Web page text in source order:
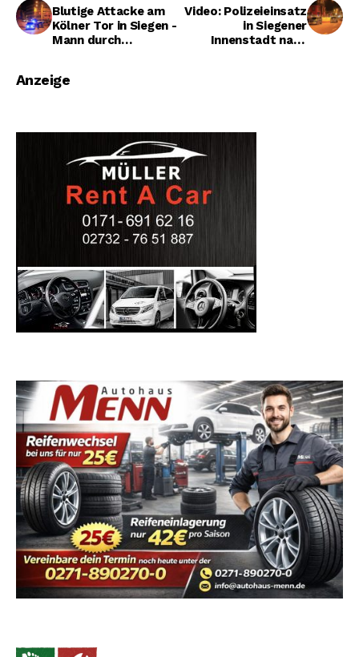
Blutige Attacke am
Kölner Tor in Siegen -
Mann durch
Video: Polizeieinsatz
in Siegener
Innenstadt nach
Anzeige